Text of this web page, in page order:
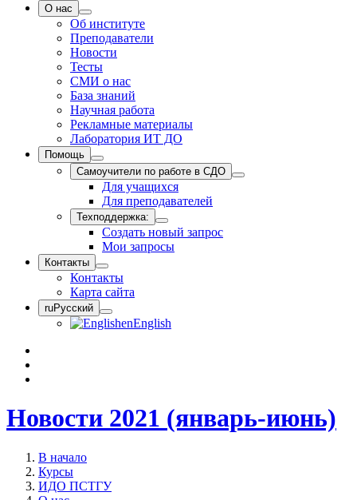
О нас
Об институте
Преподаватели
Новости
Тесты
СМИ о нас
База знаний
Научная работа
Рекламные материалы
Лаборатория ИТ ДО
Помощь
Самоучители по работе в СДО
Для учащихся
Для преподавателей
Техподдержка:
Создать новый запрос
Мои запросы
Контакты
Контакты
Карта сайта
ruРусский
enEnglish
Новости 2021 (январь-июнь)
В начало
Курсы
ИДО ПСТГУ